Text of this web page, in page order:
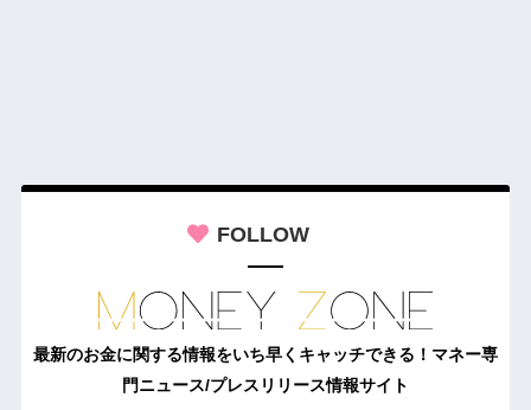
FOLLOW
最新のお金に関する情報をいち早くキャッチできる！マネー専
門ニュース/プレスリリース情報サイト